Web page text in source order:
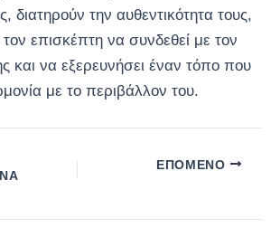
διατηρούν την αυθεντικότητα τους,
επισκέπτη να συνδεθεί με τον
και να εξερευνήσει έναν τόπο που
με το περιβάλλον του.
ΕΠΌΜΕΝΟ